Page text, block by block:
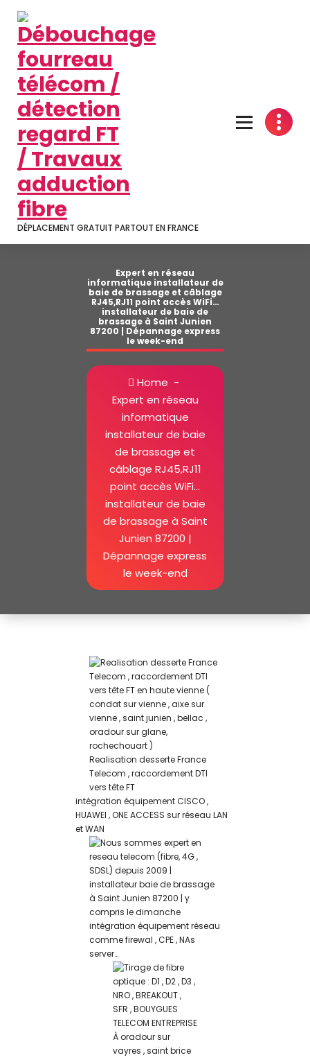
contenu
DÉPLACEMENT GRATUIT PARTOUT EN FRANCE
Expert en réseau
informatique installateur de
baie de brassage et câblage
RJ45,RJ11 point accès WiFi…
installateur de baie de
brassage à Saint Junien
87200 | Dépannage express
le week-end
Home -
Expert en réseau
informatique
installateur de baie
de brassage et
câblage RJ45,RJ11
point accès WiFi…
installateur de baie
de brassage à Saint
Junien 87200 |
Dépannage express
le week-end
Realisation desserte France
Telecom , raccordement DTI
vers tête FT
intégration équipement CISCO ,
HUAWEI , ONE ACCESS sur réseau LAN
et WAN
intégration équipement réseau
comme firewal , CPE , NAs
server…